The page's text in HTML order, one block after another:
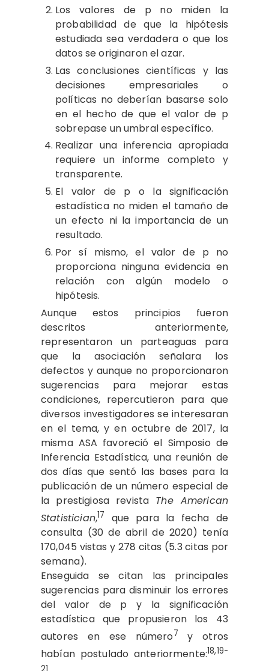
Los valores de p no miden la
probabilidad de que la hipótesis
estudiada sea verdadera o que los
datos se originaron el azar.
Las conclusiones científicas y las
decisiones empresariales o
políticas no deberían basarse solo
en el hecho de que el valor de p
sobrepase un umbral específico.
Realizar una inferencia apropiada
requiere un informe completo y
transparente.
El valor de p o la significación
estadística no miden el tamaño de
un efecto ni la importancia de un
resultado.
Por sí mismo, el valor de p no
proporciona ninguna evidencia en
relación con algún modelo o
hipótesis.
Aunque estos principios fueron
descritos anteriormente,
representaron un parteaguas para
que la asociación señalara los
defectos y aunque no proporcionaron
sugerencias para mejorar estas
condiciones, repercutieron para que
diversos investigadores se interesaran
en el tema, y en octubre de 2017, la
misma ASA favoreció el Simposio de
Inferencia Estadística, una reunión de
dos días que sentó las bases para la
publicación de un número especial de
la prestigiosa revista The American
Statistician,17
que para la fecha de
consulta (30 de abril de 2020) tenía
170,045 vistas y 278 citas (5.3 citas por
semana).
Enseguida se citan las principales
sugerencias para disminuir los errores
del valor de p y la significación
estadística que propusieron los 43
autores en ese número7
y otros
habían postulado anteriormente:18,19-